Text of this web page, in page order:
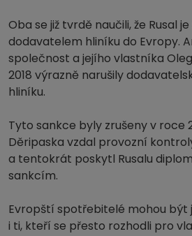
Oba se již tvrdě naučili, že Rusal
dodavatelem hliníku do Evropy.
společnost a jejího vlastníka
2018 výrazně narušily
hliníku.
Tyto sankce byly zrušeny v roce
Děripaska vzdal provozní
a tentokrát poskytl Rusalu
sankcím.
Evropští spotřebitelé mohou být
i ti, kteří se přesto rozhodli pro